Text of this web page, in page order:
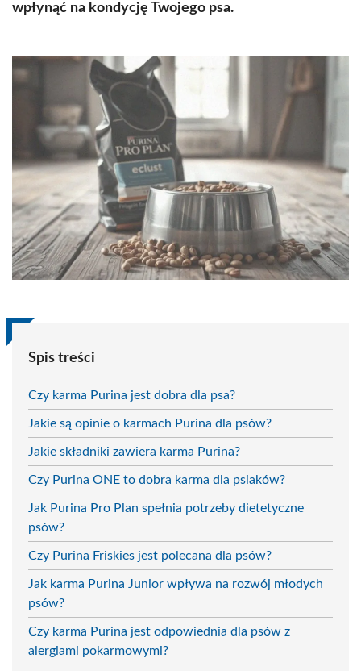
wpłynąć na kondycję Twojego psa.
Spis treści
Czy karma Purina jest dobra dla psa?
Jakie są opinie o karmach Purina dla psów?
Jakie składniki zawiera karma Purina?
Czy Purina ONE to dobra karma dla psiaków?
Jak Purina Pro Plan spełnia potrzeby dietetyczne
psów?
Czy Purina Friskies jest polecana dla psów?
Jak karma Purina Junior wpływa na rozwój młodych
psów?
Czy karma Purina jest odpowiednia dla psów z
alergiami pokarmowymi?